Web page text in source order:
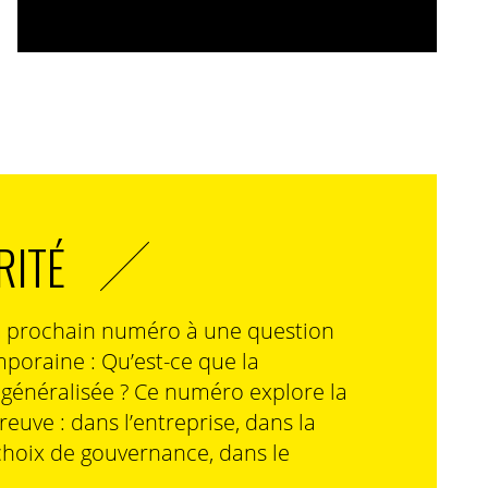
prochain numéro à une question
: Qu’est-ce que la
? Ce numéro explore la
: dans l’entreprise, dans la
de gouvernance, dans le